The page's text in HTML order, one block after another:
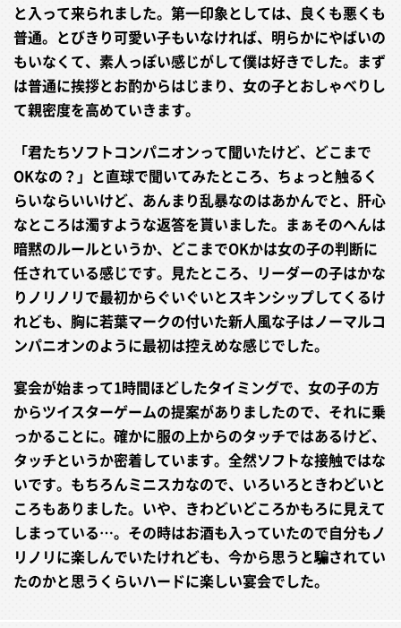
と入って来られました。第一印象としては、良くも悪くも
普通。とびきり可愛い子もいなければ、明らかにやばいの
もいなくて、素人っぽい感じがして僕は好きでした。まず
は普通に挨拶とお酌からはじまり、女の子とおしゃべりし
て親密度を高めていきます。
「君たちソフトコンパニオンって聞いたけど、どこまで
OKなの？」と直球で聞いてみたところ、ちょっと触るく
らいならいいけど、あんまり乱暴なのはあかんでと、肝心
なところは濁すような返答を貰いました。まぁそのへんは
暗黙のルールというか、どこまでOKかは女の子の判断に
任されている感じです。見たところ、リーダーの子はかな
りノリノリで最初からぐいぐいとスキンシップしてくるけ
れども、胸に若葉マークの付いた新人風な子はノーマルコ
ンパニオンのように最初は控えめな感じでした。
宴会が始まって1時間ほどしたタイミングで、女の子の方
からツイスターゲームの提案がありましたので、それに乗
っかることに。確かに服の上からのタッチではあるけど、
タッチというか密着しています。全然ソフトな接触ではな
いです。もちろんミニスカなので、いろいろときわどいと
ころもありました。いや、きわどいどころかもろに見えて
しまっている…。その時はお酒も入っていたので自分もノ
リノリに楽しんでいたけれども、今から思うと騙されてい
たのかと思うくらいハードに楽しい宴会でした。